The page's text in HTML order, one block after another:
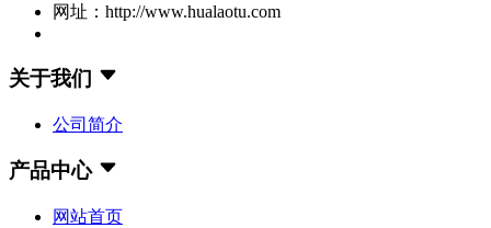
网址：http://www.hualaotu.com
关于我们
公司简介
产品中心
网站首页